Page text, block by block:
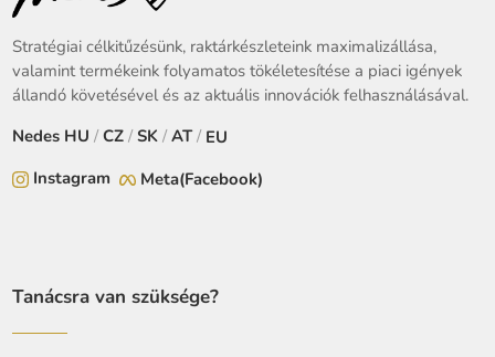
Stratégiai célkitűzésünk, raktárkészleteink maximalizállása,
valamint termékeink folyamatos tökéletesítése a piaci igények
állandó követésével és az aktuális innovációk felhasználásával.
Nedes HU /CZ /SK / AT/ EU
Instagram
Meta(Facebook)
Tanácsra van szüksége?